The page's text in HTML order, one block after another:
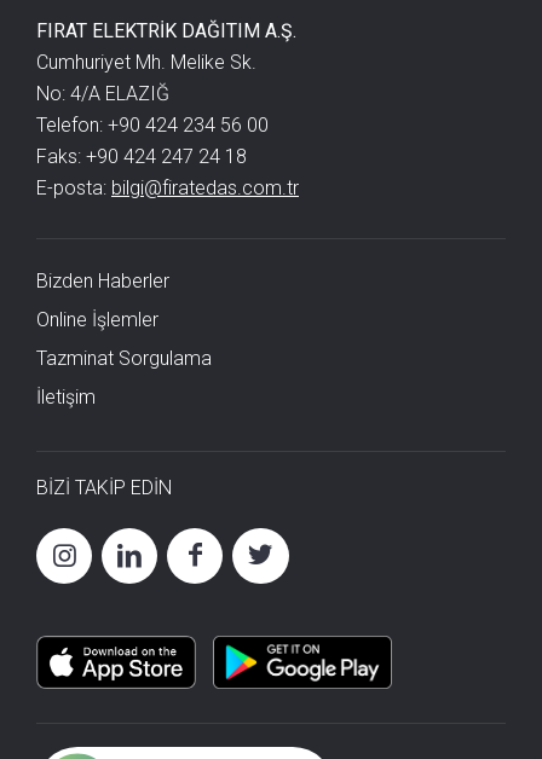
FIRAT ELEKTRİK DAĞITIM A.Ş.
Cumhuriyet Mh. Melike Sk.
No: 4/A ELAZIĞ
Telefon: +90 424 234 56 00
Faks: +90 424 247 24 18
E-posta: bilgi@firatedas.com.tr
Bizden Haberler
Online İşlemler
Tazminat Sorgulama
İletişim
BİZİ TAKİP EDİN